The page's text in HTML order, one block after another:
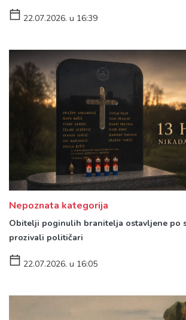
22.07.2026. u 16:39
Nepoznata kategorija
Obitelji poginulih branitelja ostavljene po
prozivali političari
22.07.2026. u 16:05